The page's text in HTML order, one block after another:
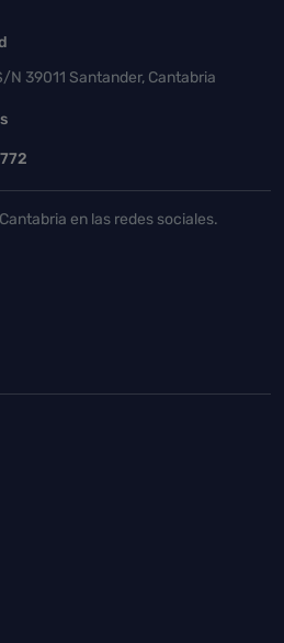
N 39011 Santander, Cantabria
en las redes sociales.